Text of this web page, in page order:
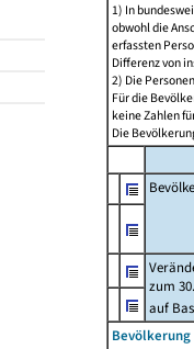
1) In
obwohl die
erfassten
Differenz von
2) Die
Für die
keine Zahlen
Die
zum
auf
Bevölkerung